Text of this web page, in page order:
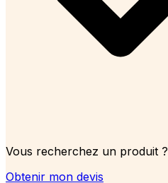
Vous recherchez un produit ?
Obtenir mon devis